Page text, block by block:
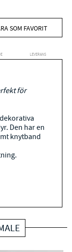
SOM FAVORIT
LEVERANS
för
Den har en
knytband